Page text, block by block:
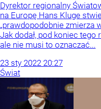
Dyrektor regionalny
na Europę Hans Kluge
„prawdopodobnie zmierza
Jak dodał, pod koniec tego
ale nie musi to oznaczać...
23 sty 2022 20:27
Świat